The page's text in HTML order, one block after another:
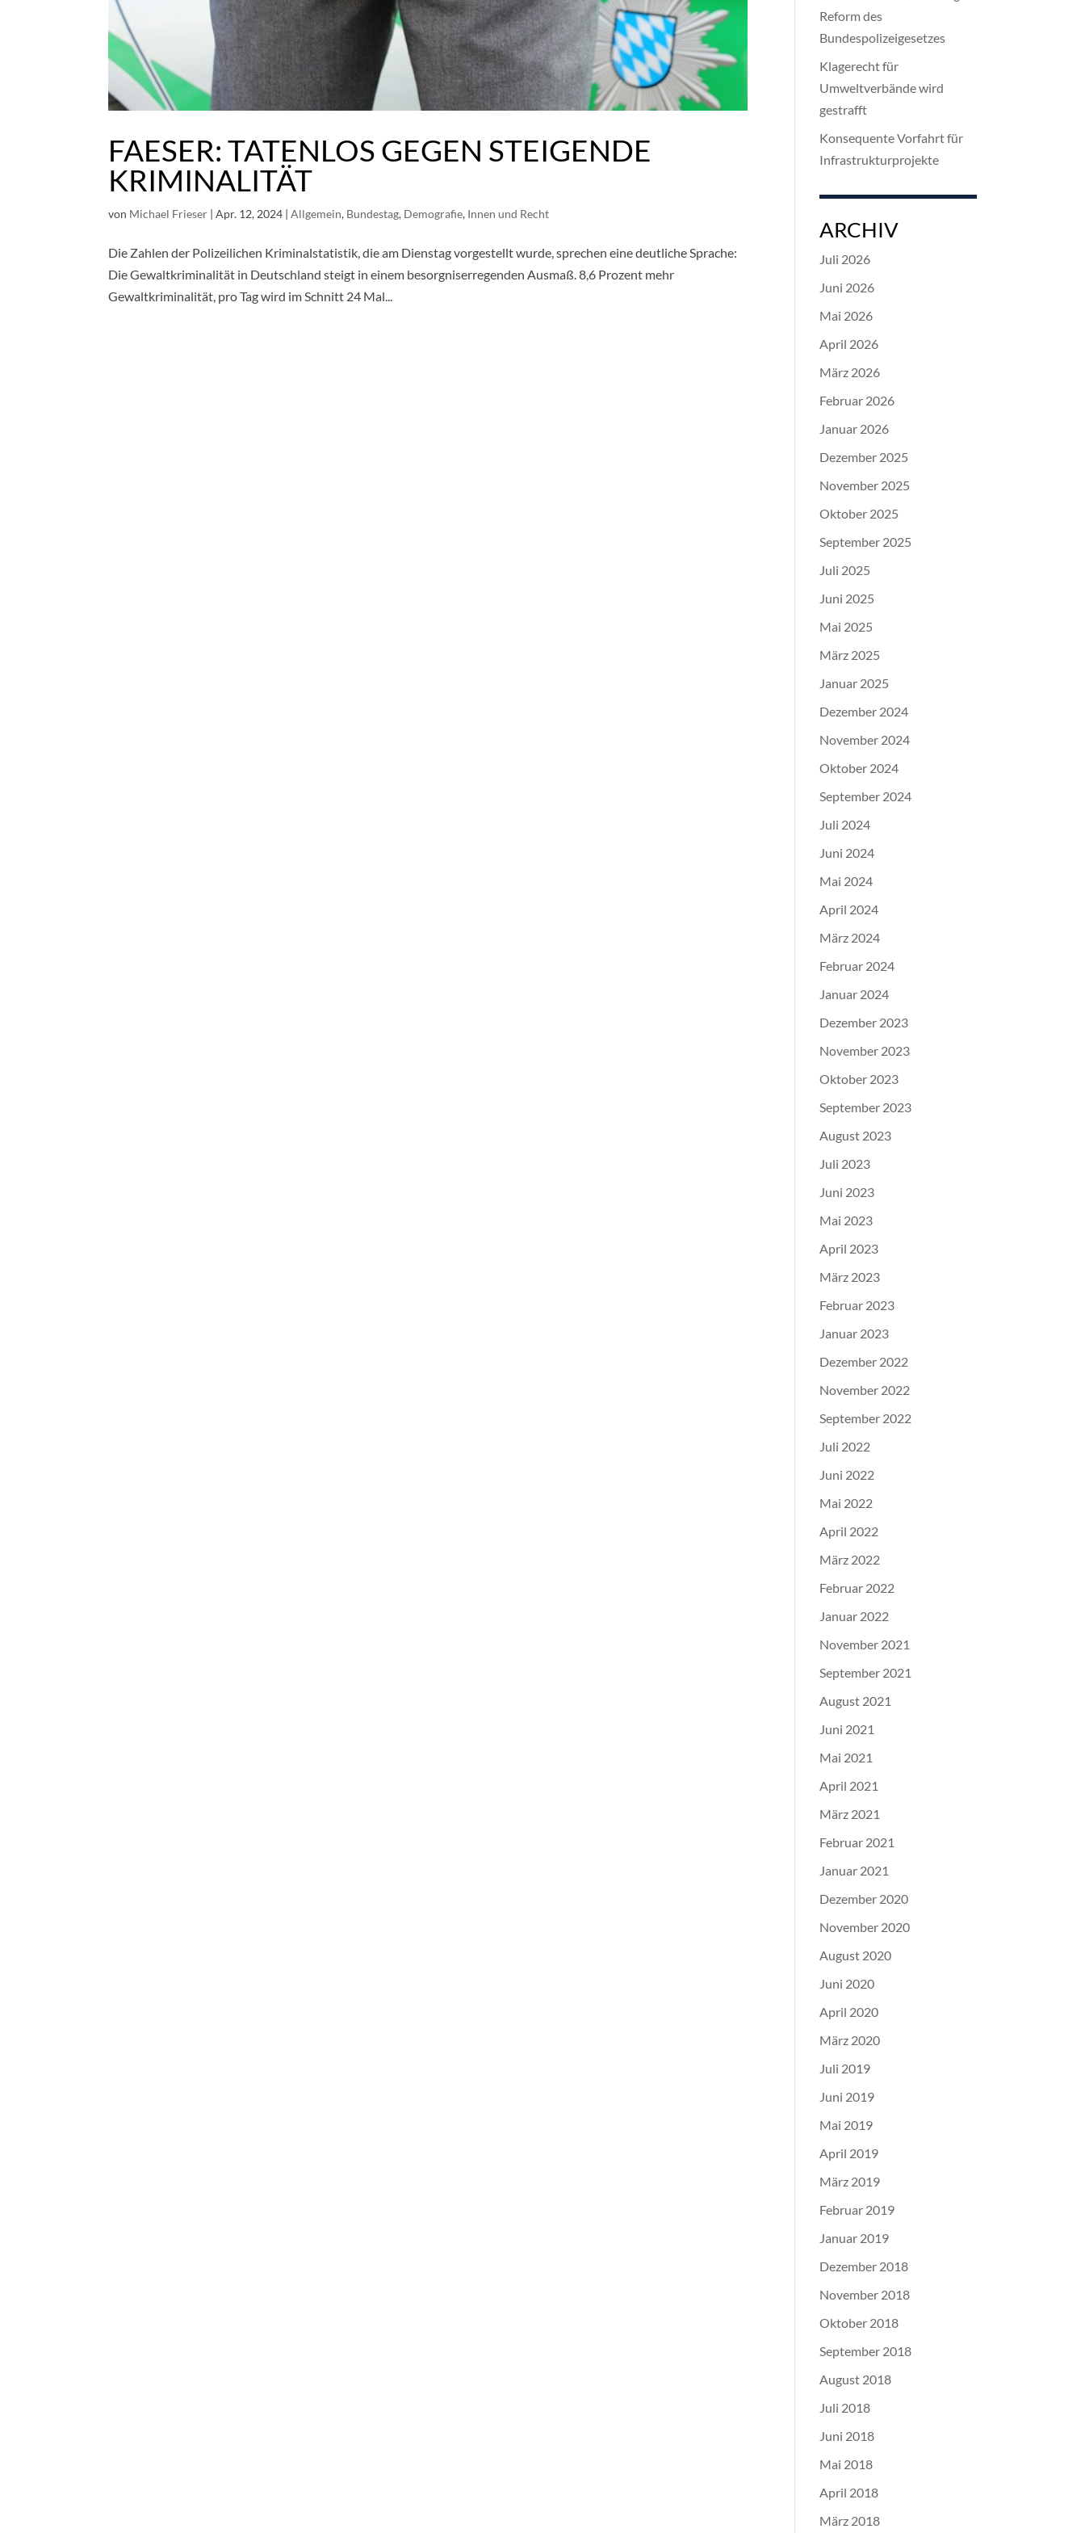
FAESER: TATENLOS GEGEN STEIGENDE
KRIMINALITÄT
von Michael Frieser |Apr. 12, 2024 |Allgemein, Bundestag, Demografie, Innen und Recht
Die Zahlen der Polizeilichen Kriminalstatistik, die am Dienstag vorgestellt wurde, sprechen eine deutliche Sprache:
Die Gewaltkriminalität in Deutschland steigt in einem besorgniserregenden Ausmaß. 8,6 Prozent mehr
Gewaltkriminalität, pro Tag wird im Schnitt 24 Mal...
Reform des
Bundespolizeigesetzes
Klagerecht für
Umweltverbände wird
gestrafft
Konsequente Vorfahrt für
Infrastrukturprojekte
ARCHIV
Juli 2026
Juni 2026
Mai 2026
April 2026
März 2026
Februar 2026
Januar 2026
Dezember 2025
November 2025
Oktober 2025
September 2025
Juli 2025
Juni 2025
Mai 2025
März 2025
Januar 2025
Dezember 2024
November 2024
Oktober 2024
September 2024
Juli 2024
Juni 2024
Mai 2024
April 2024
März 2024
Februar 2024
Januar 2024
Dezember 2023
November 2023
Oktober 2023
September 2023
August 2023
Juli 2023
Juni 2023
Mai 2023
April 2023
März 2023
Februar 2023
Januar 2023
Dezember 2022
November 2022
September 2022
Juli 2022
Juni 2022
Mai 2022
April 2022
März 2022
Februar 2022
Januar 2022
November 2021
September 2021
August 2021
Juni 2021
Mai 2021
April 2021
März 2021
Februar 2021
Januar 2021
Dezember 2020
November 2020
August 2020
Juni 2020
April 2020
März 2020
Juli 2019
Juni 2019
Mai 2019
April 2019
März 2019
Februar 2019
Januar 2019
Dezember 2018
November 2018
Oktober 2018
September 2018
August 2018
Juli 2018
Juni 2018
Mai 2018
April 2018
März 2018